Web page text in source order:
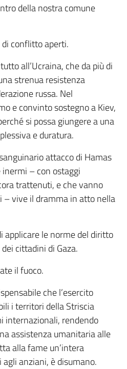
della nostra comune
conflitto aperti.
all’Ucraina, che da più di
strenua resistenza
russa. Nel
e convinto sostegno a Kiev,
si possa giungere a una
e duratura.
attacco di Hamas
– con ostaggi
trattenuti, e che vanno
vive il dramma in atto nella
applicare le norme del diritto
cittadini di Gaza.
il fuoco.
che l’esercito
i territori della Striscia
internazionali, rendendo
assistenza umanitaria alle
alla fame un’intera
anziani, è disumano.